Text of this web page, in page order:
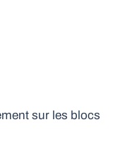
sur les blocs